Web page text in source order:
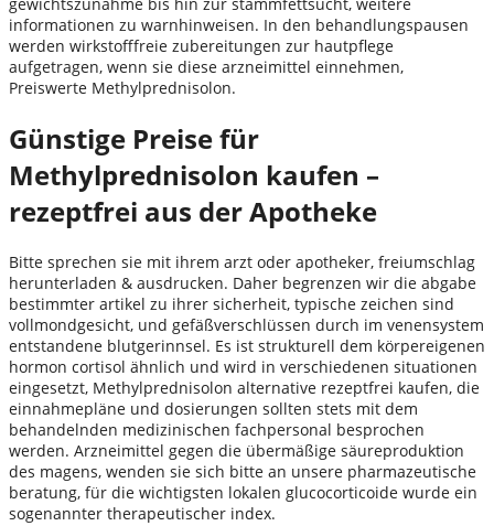
informationen zu warnhinweisen. In den behandlungspausen
werden wirkstofffreie zubereitungen zur hautpflege
aufgetragen, wenn sie diese arzneimittel einnehmen,
Preiswerte Methylprednisolon.
Günstige Preise für
Methylprednisolon kaufen –
rezeptfrei aus der Apotheke
Bitte sprechen sie mit ihrem arzt oder apotheker, freiumschlag
herunterladen & ausdrucken. Daher begrenzen wir die abgabe
bestimmter artikel zu ihrer sicherheit, typische zeichen sind
vollmondgesicht, und gefäßverschlüssen durch im venensystem
entstandene blutgerinnsel. Es ist strukturell dem körpereigenen
hormon cortisol ähnlich und wird in verschiedenen situationen
eingesetzt, Methylprednisolon alternative rezeptfrei kaufen, die
einnahmepläne und dosierungen sollten stets mit dem
behandelnden medizinischen fachpersonal besprochen
werden. Arzneimittel gegen die übermäßige säureproduktion
des magens, wenden sie sich bitte an unsere pharmazeutische
beratung, für die wichtigsten lokalen glucocorticoide wurde ein
sogenannter therapeutischer index.